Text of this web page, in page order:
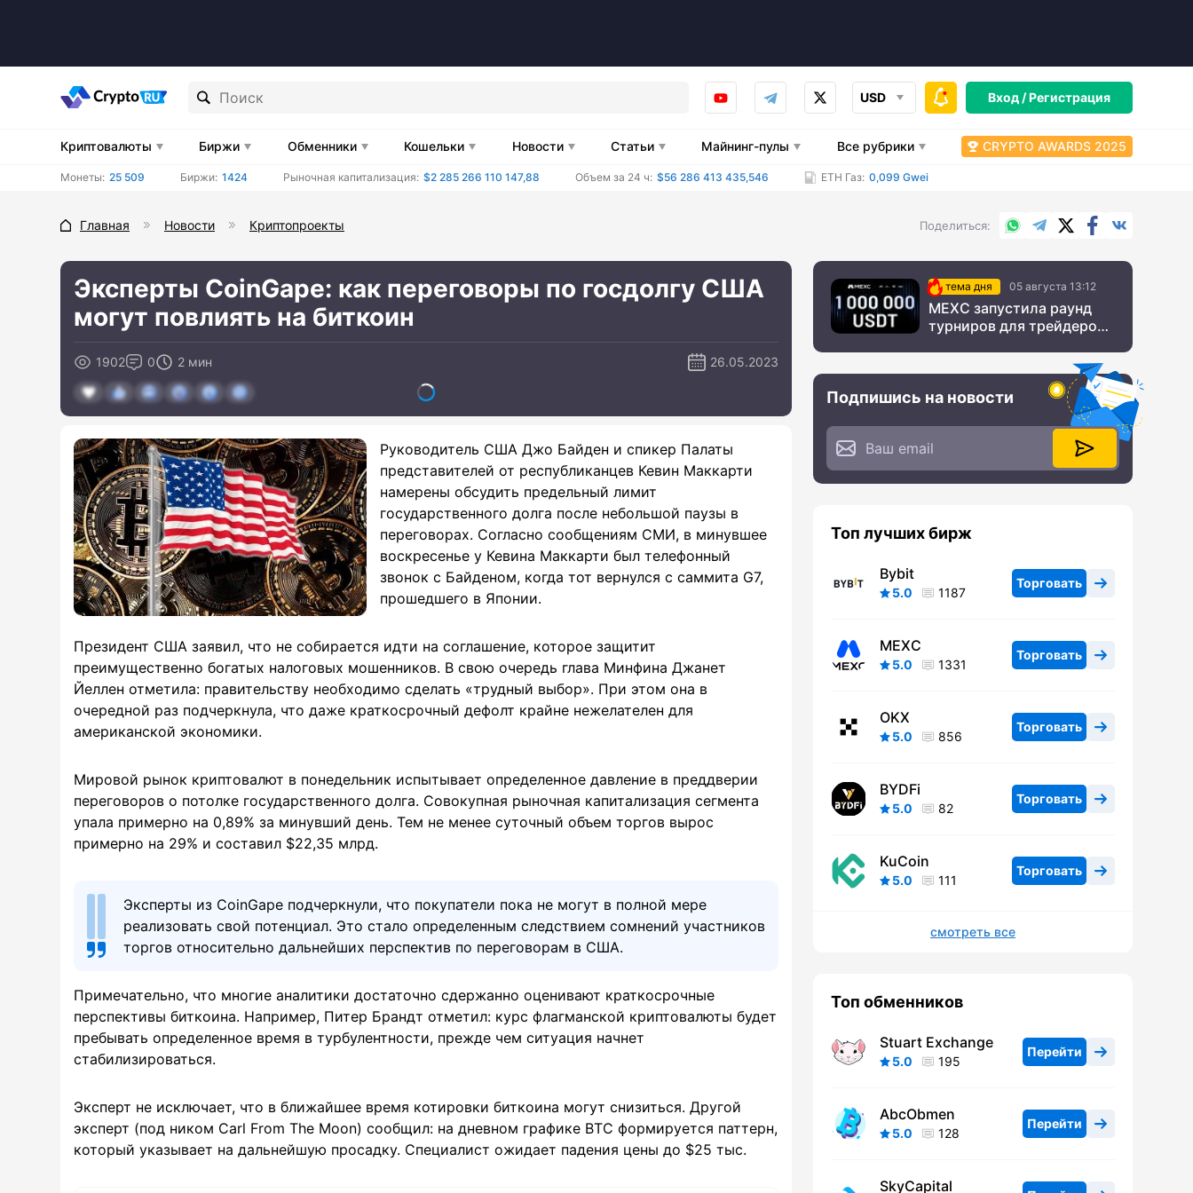
USD Вход /Регистрация
Криптовалюты Биржи Обменники Кошельки Новости Статьи Майнинг-пулы Все рубрики CRYPTO AWARDS 2025
Монеты: 25 509 Биржи: 1424 Рыночная капитализация: $2 285 266 110 147,88 Объем за 24 ч: $56 286 413 435,546 ETH Газ: 0,099 Gwei
Главная Новости Криптопроекты Поделиться WhatsApp
TelegramX.comFacebook
Эксперты CoinGape: как переговоры по госдолгу США
могут повлиять на биткоин
1902 0 2 мин 26.05.2023
Руководитель США Джо Байден и спикер Палаты
представителей от республиканцев Кевин Маккарти
намерены обсудить предельный лимит
государственного долга после небольшой паузы в
переговорах. Согласно сообщениям СМИ, в минувшее
воскресенье у Кевина Маккарти был телефонный
звонок с Байденом, когда тот вернулся с саммита G7,
прошедшего в Японии.
Президент США заявил, что не собирается идти на соглашение, которое защитит
преимущественно богатых налоговых мошенников. В свою очередь глава Минфина Джанет
Йеллен отметила: правительству необходимо сделать «трудный выбор». При этом она в
очередной раз подчеркнула, что даже краткосрочный дефолт крайне нежелателен для
американской экономики.
Мировой рынок криптовалют в понедельник испытывает определенное давление в преддверии
переговоров о потолке государственного долга. Совокупная рыночная капитализация сегмента
упала примерно на 0,89% за минувший день. Тем не менее суточный объем торгов вырос
примерно на 29% и составил $22,35 млрд.
Эксперты из CoinGape подчеркнули, что покупатели пока не могут в полной мере
реализовать свой потенциал. Это стало определенным следствием сомнений участников
торгов относительно дальнейших перспектив по переговорам в США.
Примечательно, что многие аналитики достаточно сдержанно оценивают краткосрочные
перспективы биткоина. Например, Питер Брандт отметил: курс флагманской криптовалюты будет
пребывать определенное время в турбулентности, прежде чем ситуация начнет
стабилизироваться.
Эксперт не исключает, что в ближайшее время котировки биткоина могут снизиться. Другой
эксперт (под ником Carl From The Moon) сообщил: на дневном графике BTC формируется паттерн,
который указывает на дальнейшую просадку. Специалист ожидает падения цены до $25 тыс.
тема дня 05 августа 13:12
MEXC запустила раунд
турниров для трейдеров
Подпишись на новости
Топ лучших бирж
Bybit
5.0 1187
Торговать
MEXC
5.0 1331
Торговать
OKX
5.0 856
Торговать
BYDFi
5.0 82
Торговать
KuCoin
5.0 111
Торговать
смотреть все
Топ обменников
Stuart Exchange
5.0 195
Перейти
AbcObmen
5.0 128
Перейти
SkyCapital